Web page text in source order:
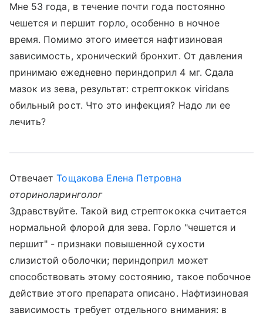
Мне 53 года, в течение почти года постоянно
чешется и першит горло, особенно в ночное
время. Помимо этого имеется нафтизиновая
зависимость, хронический бронхит. От давления
принимаю ежедневно периндоприл 4 мг. Сдала
мазок из зева, результат: стрептоккок viridans
обильный рост. Что это инфекция? Надо ли ее
лечить?
ОтвечаетТощакова Елена Петровна
оториноларинголог
Здравствуйте. Такой вид стрептококка считается
нормальной флорой для зева. Горло "чешется и
першит" - признаки повышенной сухости
слизистой оболочки; периндоприл может
способствовать этому состоянию, такое побочное
действие этого препарата описано. Нафтизиновая
зависимость требует отдельного внимания: в